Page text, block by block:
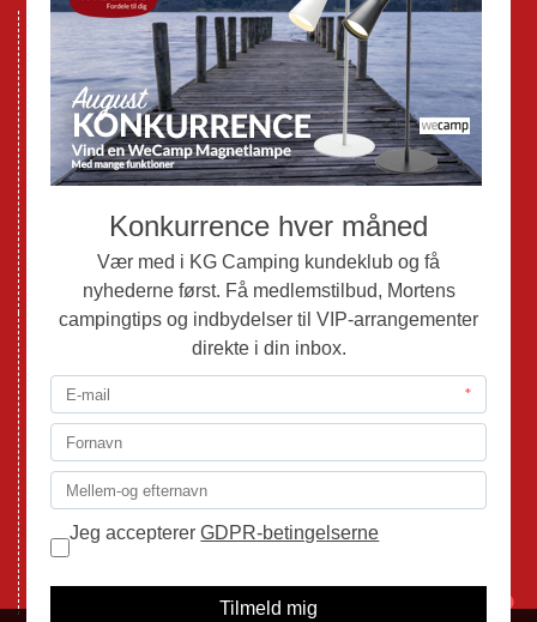
Nye Campingvogne
Nye Autocampere og Vans
Brugte Campingvogne
Brugte Autocampere og Vans
Webshop
Mortens Campingtips
KG Camping Kundeklub
Nyheder
Adria
Adria Autocampere
Eriba
Fendt
Hobby
Randger Van